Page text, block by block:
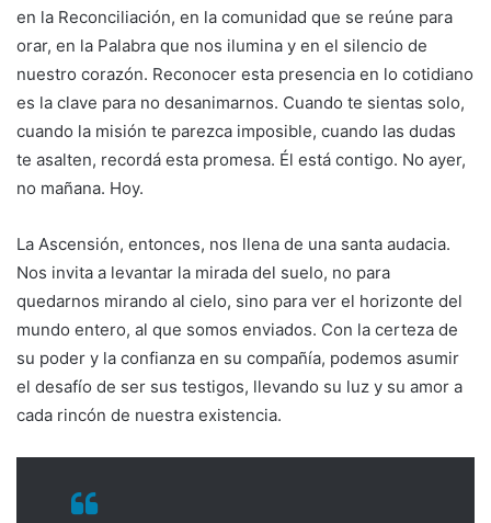
en la Reconciliación, en la comunidad que se reúne para
orar, en la Palabra que nos ilumina y en el silencio de
nuestro corazón. Reconocer esta presencia en lo cotidiano
es la clave para no desanimarnos. Cuando te sientas solo,
cuando la misión te parezca imposible, cuando las dudas
te asalten, recordá esta promesa. Él está contigo. No ayer,
no mañana. Hoy.
La Ascensión, entonces, nos llena de una santa audacia.
Nos invita a levantar la mirada del suelo, no para
quedarnos mirando al cielo, sino para ver el horizonte del
mundo entero, al que somos enviados. Con la certeza de
su poder y la confianza en su compañía, podemos asumir
el desafío de ser sus testigos, llevando su luz y su amor a
cada rincón de nuestra existencia.